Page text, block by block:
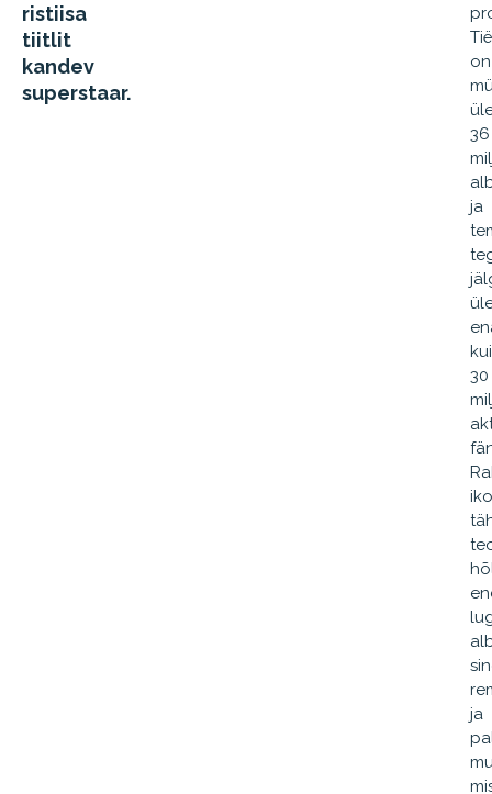
ristiisa
tiitlit
kandev
superstaar.
on
36
ja
kui
30
ja